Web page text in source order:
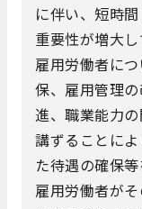
に伴い、短時
重要性が増大
雇用労働者に
保、雇用管理
進、職業能力
講ずることに
た待遇の確保
雇用労働者が